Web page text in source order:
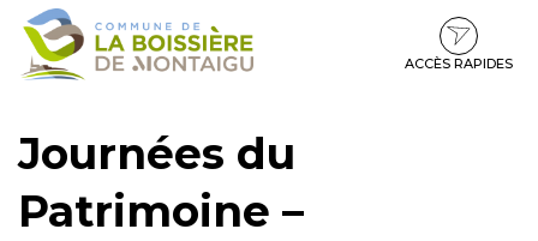
Gestion des traceurs
Aller
Aller
contenu
Aller
pied
ACCÈS RAPIDES
Journées du
Patrimoine –